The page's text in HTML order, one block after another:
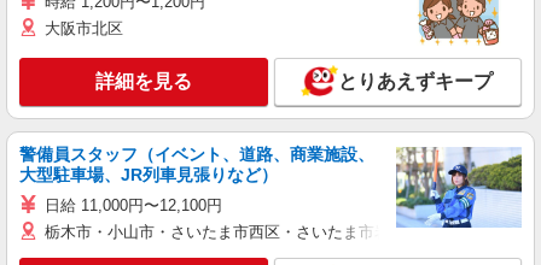
大阪市北区
詳細を見る とりあえずキープ
警備員スタッフ（イベント、道路、商業施設、
大型駐車場、JR列車見張りなど）
日給 11,000円〜12,100円
栃木市・小山市・さいたま市西区・さいたま市岩槻区・久喜市・蓮田